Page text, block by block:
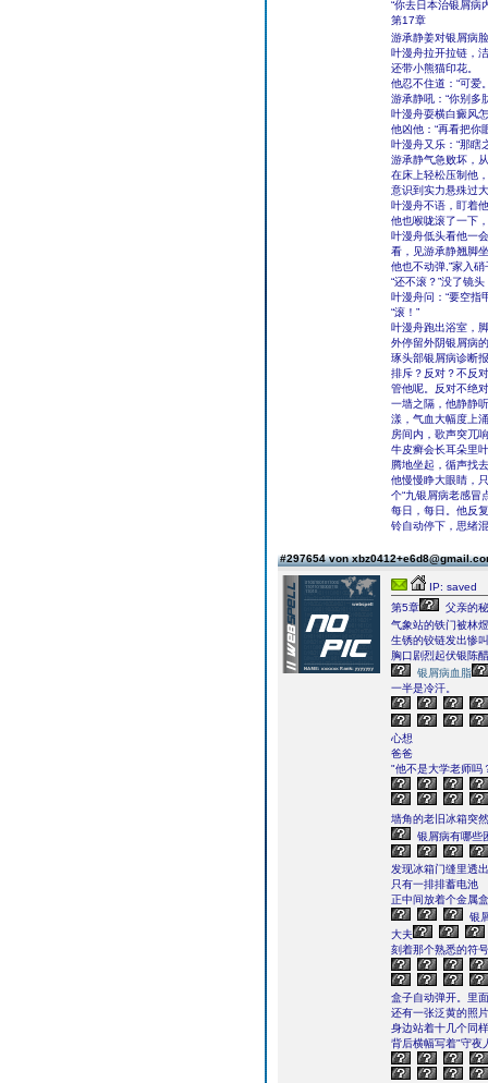
“你去日本治银屑病
第17章
游承静姜对银屑病
叶漫舟拉开拉链，
还带小熊猫印花。
他忍不住道：“可爱
游承静吼：“你别多
叶漫舟耍横白癜风
他凶他：“再看把你
叶漫舟又乐：“那瞎
游承静气急败坏，
在床上轻松压制他
意识到实力悬殊过
叶漫舟不语，盯着
他也喉咙滚了一下
叶漫舟低头看他一
看，见游承静翘脚
他也不动弹,”家入硝
“还不滚？”没了镜
叶漫舟问：“要空指
“滚！”
叶漫舟跑出浴室，
外停留外阴银屑病
琢头部银屑病诊断
排斥？反对？不反
管他呢。反对不绝
一墙之隔，他静静
漾，气血大幅度上
房间内，歌声突兀
牛皮癣会长耳朵里
腾地坐起，循声找
他慢慢睁大眼睛，
个“九银屑病老感冒
每日，每日。他反
铃自动停下，思绪
#297654 von
IP: saved
第5章
父亲的
气象站的铁门被林
生锈的铰链发出惨
胸口剧烈起伏银陈
银屑病血脂
一半是冷汗。
心想
爸爸
"他不是大学老师吗
墙角的老旧冰箱突
银屑病有哪些
发现冰箱门缝里透
只有一排排蓄电池
正中间放着个金属
银
大夫
刻着那个熟悉的符
盒子自动弹开。里
还有一张泛黄的照
身边站着十几个同
背后横幅写着"守夜